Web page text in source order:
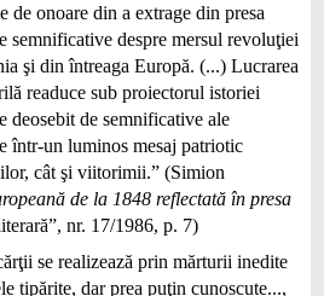
de onoare din a extrage din presa
semnificative despre mersul revoluţiei
şi din întreaga Europă. (...) Lucrarea
readuce sub proiectorul istoriei
deosebit de semnificative ale
într-un luminos mesaj patriotic
cât şi viitorimii.” (Simion
de la 1848 reflectată în presa
nr. 17/1986, p. 7)
se realizează prin mărturii inedite
tipărite, dar prea puţin cunoscute...,